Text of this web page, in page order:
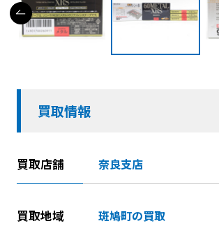
買取情報
買取店舗 奈良支店
買取地域 斑鳩町の買取